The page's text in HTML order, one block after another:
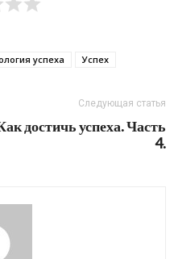
успеха Успех
Следующая статья
достичь успеха. Часть
4.